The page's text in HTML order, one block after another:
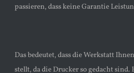
passieren, dass keine Garantie
Das bedeutet, dass die Werkstatt
stellt, da die Drucker so gedacht